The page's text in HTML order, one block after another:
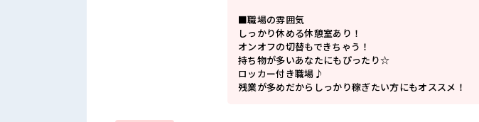
■職場の雰囲気
しっかり休める休憩室あり！
オンオフの切替もできちゃう！
持ち物が多いあなたにもぴったり☆
ロッカー付き職場♪
残業が多めだからしっかり稼ぎたい方にもオススメ！